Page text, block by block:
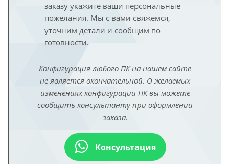
заказу укажите ваши персональные
пожелания. Мы с вами свяжемся,
уточним детали и сообщим по
готовности.
Конфигурация любого ПК на нашем сайте
не является окончательной. О желаемых
изменениях конфигурации ПК вы можете
сообщить консультанту при оформлении
заказа.
Консультация